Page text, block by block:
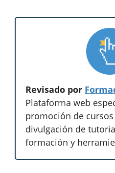
Revisado por
Plataforma web
promoción de
divulgación de
formación y